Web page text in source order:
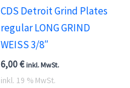
CDS Detroit Grind Plates
regular LONG GRIND
WEISS 3/8″
6,00€ inkl. MwSt.
inkl. 19 % MwSt.